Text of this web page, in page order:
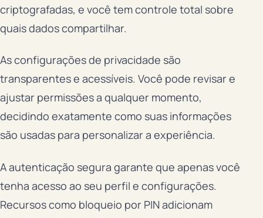
criptografadas, e você tem controle total sobre
quais dados compartilhar.
As configurações de privacidade são
transparentes e acessíveis. Você pode revisar e
ajustar permissões a qualquer momento,
decidindo exatamente como suas informações
são usadas para personalizar a experiência.
A autenticação segura garante que apenas você
tenha acesso ao seu perfil e configurações.
Recursos como bloqueio por PIN adicionam